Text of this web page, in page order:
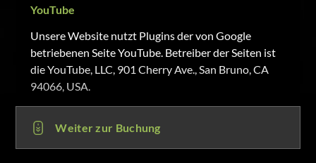
Weiter zur Buchung
YouTube
Unsere Website nutzt Plugins der von Google
betriebenen Seite YouTube. Betreiber der Seiten ist
die YouTube, LLC, 901 Cherry Ave., San Bruno, CA
94066, USA.
Wenn Sie eine unserer mit einem YouTube-Plugin
ausgestatteten Seiten besuchen, wird eine